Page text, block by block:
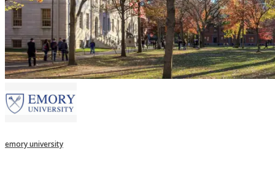
emory university